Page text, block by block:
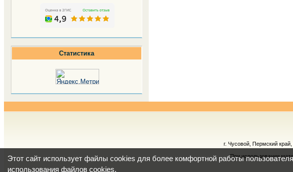
Статистика
г. Чусовой, Пермский
При использовании
Этот сайт использует файлы cookies для более комфортной работы
использования файлов cookies.